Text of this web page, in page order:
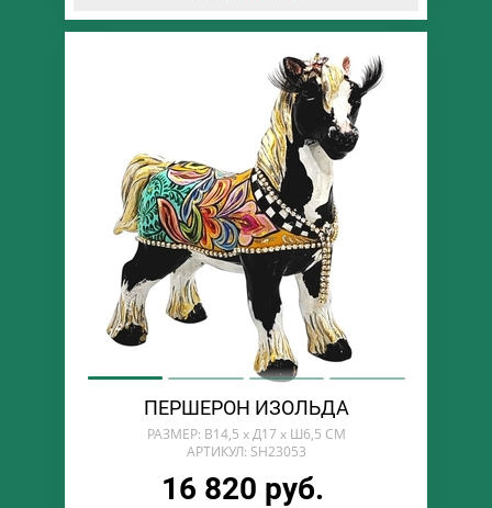
ПЕРШЕРОН ИЗОЛЬДА
РАЗМЕР: В14,5 х Д17 х Ш6,5 СМ
АРТИКУЛ: SH23053
16 820 руб.